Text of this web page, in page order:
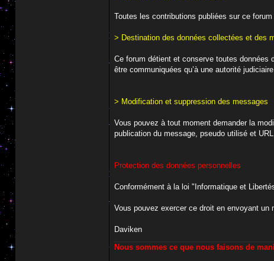
Toutes les contributions publiées sur ce
> Destination des données collectées et des
Ce forum détient et conserve toutes données
être communiquées qu’à une autorité
> Modification et suppression des messages
Vous pouvez à tout moment demander la
publication du message, pseudo utilisé et
Protection des données personnelles
Conformément à la loi "Informatique et
Vous pouvez exercer ce droit en envoyant un
Daviken
Nous sommes ce que nous faisons de